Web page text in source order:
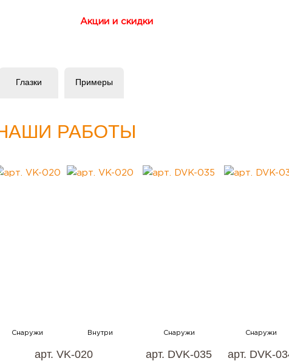
Акции и скидки
Глазки Примеры
РАБОТЫ
арт. VK-020 арт. DVK-035 арт. DVK-